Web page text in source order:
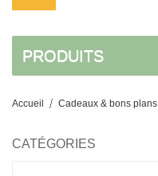
PRODUITS
Accueil Cadeaux & bons plans
CATÉGORIES